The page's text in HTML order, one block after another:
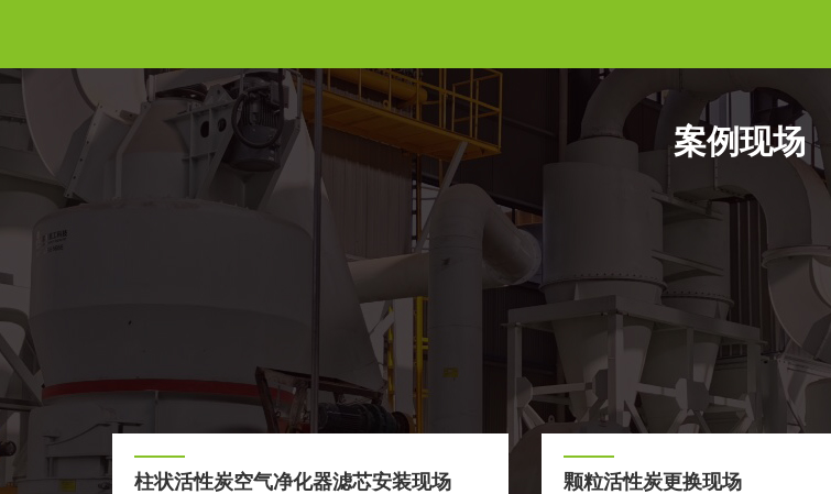
案例现场
柱状活性炭空气净化器滤芯安装现场 颗粒活性炭更换现场